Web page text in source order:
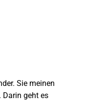
Sie meinen
Darin geht es